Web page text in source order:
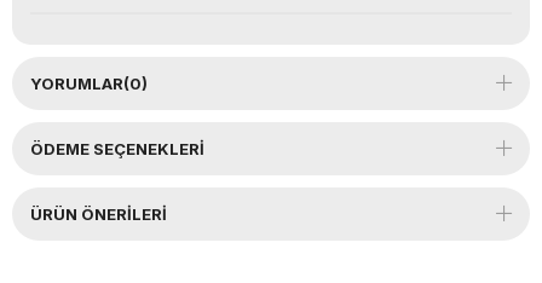
YORUMLAR(0)
ÖDEME SEÇENEKLERI
ÜRÜN ÖNERILERI